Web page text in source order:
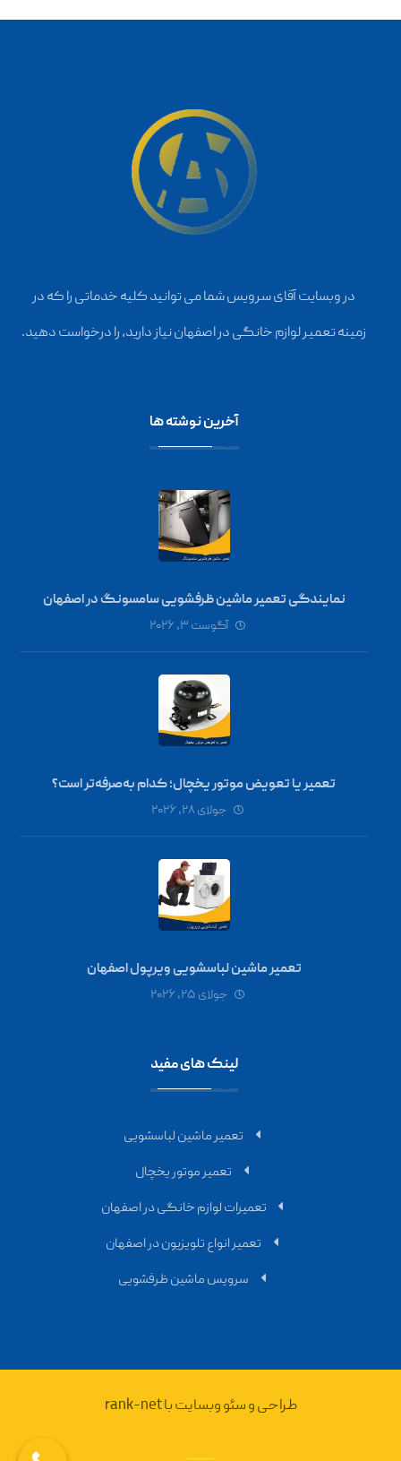
در وبسایت آقای سرویس شما می توانید کلیه خدماتی را که در
زمینه تعمیر لوازم خانگی در اصفهان نیاز دارید، را درخواست دهید.
آخرین نوشته ها
نمایندگی تعمیر ماشین ظرفشویی سامسونگ در اصفهان
آگوست ۳, ۲۰۲۶
تعمیر یا تعویض موتور یخچال؛ کدام به‌صرفه‌تر است؟
جولای ۲۸, ۲۰۲۶
تعمیر ماشین لباسشویی ویرپول اصفهان
جولای ۲۵, ۲۰۲۶
لینک های مفید
تعمیر ماشین لباسشویی
تعمیر موتور یخچال
تعمیرات لوازم خانگی در اصفهان
تعمیر انواع تلویزیون در اصفهان
سرویس ماشین ظرفشویی
طراحی و سئو وبسایت با rank-net